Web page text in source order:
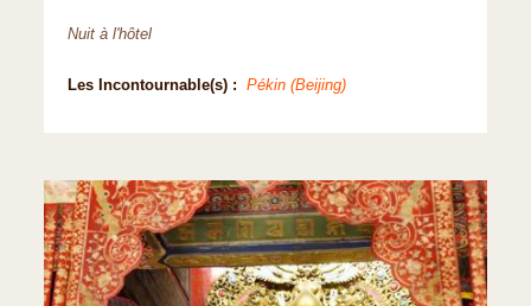
Nuit à l'hôtel
Les Incontournable(s) : Pékin (Beijing)